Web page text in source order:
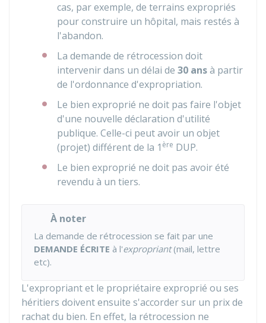
cas, par exemple, de terrains expropriés
pour construire un hôpital, mais restés à
l'abandon.
La demande de rétrocession doit
intervenir dans un délai de 30 ansà partir
de l'ordonnance d'expropriation.
Le bien exproprié ne doit pas faire l'objet
d'une nouvelle déclaration d'utilité
publique. Celle-ci peut avoir un objet
(projet) différent de la 1 ère DUP.
Le bien exproprié ne doit pas avoir été
revendu à un tiers.
À noter
La demande de rétrocession se fait par une
DEMANDE ÉCRITE à l'expropriant(mail, lettre
etc).
L'expropriant et le propriétaire exproprié ou ses
héritiers doivent ensuite s'accorder sur un prix de
rachat du bien. En effet, la rétrocession ne